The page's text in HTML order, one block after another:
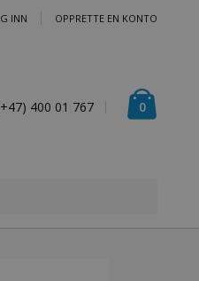
INN OPPRETTE EN KONTO
0varer
400 01 767